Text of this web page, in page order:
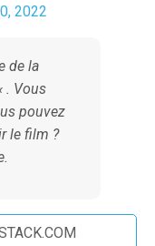
2022
de la
. Vous
pouvez
le film ?